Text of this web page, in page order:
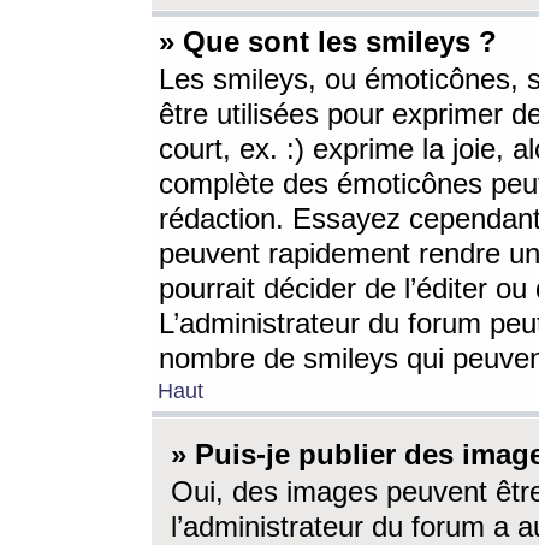
» Que sont les smileys ?
Les smileys, ou émoticônes,
être utilisées pour exprimer
court, ex. :) exprime la joie,
complète des émoticônes
rédaction. Essayez
peuvent rapidement rendre
pourrait décider de l’éditer
L’administrateur du forum
nombre de smileys qui
Haut
» Puis-je publier des
Oui, des images peuvent
l’administrateur du forum a